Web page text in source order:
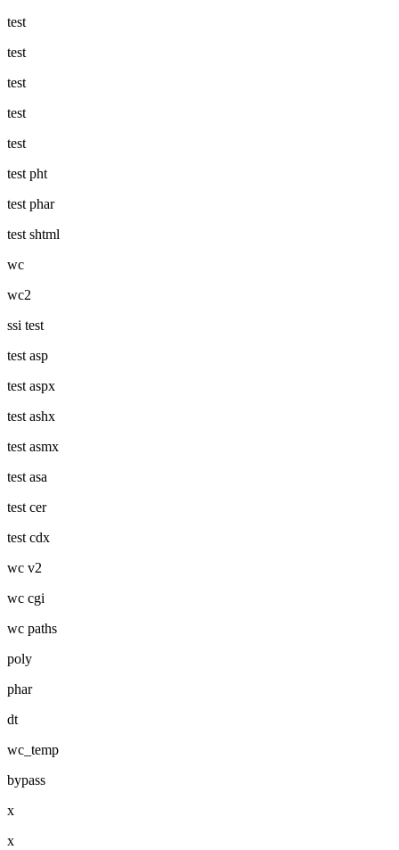
test
test
test
test
test
test pht
test phar
test shtml
wc
wc2
ssi test
test asp
test aspx
test ashx
test asmx
test asa
test cer
test cdx
wc v2
wc cgi
wc paths
poly
phar
dt
wc_temp
bypass
x
x